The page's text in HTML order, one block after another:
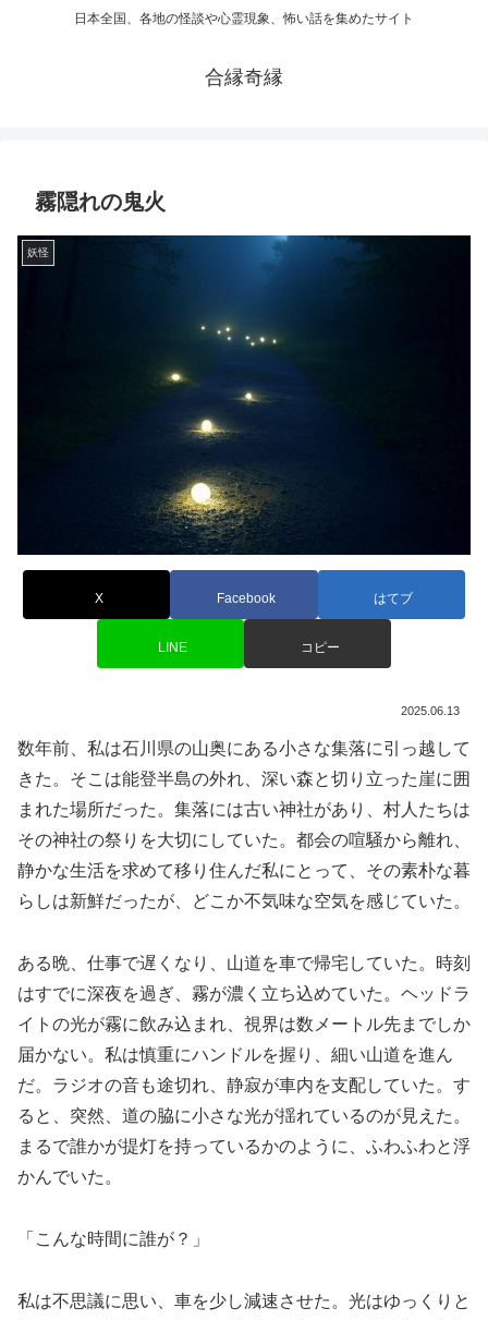
日本全国、各地の怪談や心霊現象、怖い話を集めたサイト
合縁奇縁
霧隠れの鬼火
妖怪
X Facebook はてブ
LINE コピー
2025.06.13
数年前、私は石川県の山奥にある小さな集落に引っ越して
きた。そこは能登半島の外れ、深い森と切り立った崖に囲
まれた場所だった。集落には古い神社があり、村人たちは
その神社の祭りを大切にしていた。都会の喧騒から離れ、
静かな生活を求めて移り住んだ私にとって、その素朴な暮
らしは新鮮だったが、どこか不気味な空気を感じていた。
ある晩、仕事で遅くなり、山道を車で帰宅していた。時刻
はすでに深夜を過ぎ、霧が濃く立ち込めていた。ヘッドラ
イトの光が霧に飲み込まれ、視界は数メートル先までしか
届かない。私は慎重にハンドルを握り、細い山道を進ん
だ。ラジオの音も途切れ、静寂が車内を支配していた。す
ると、突然、道の脇に小さな光が揺れているのが見えた。
まるで誰かが提灯を持っているかのように、ふわふわと浮
かんでいた。
「こんな時間に誰が？」
私は不思議に思い、車を少し減速させた。光はゆっくりと